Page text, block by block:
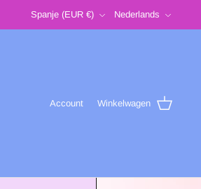
Spanje (EUR €) Nederlands
Account Winkelwagen